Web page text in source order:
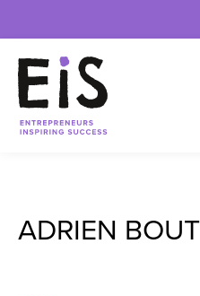
ADRIEN